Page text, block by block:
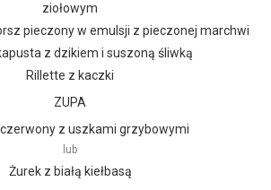
ziołowym
pieczony w emulsji z pieczonej marchwi
z dzikiem i suszoną śliwką
Rillette z kaczki
ZUPA
z uszkami grzybowymi
lub
Żurek z białą kiełbasą